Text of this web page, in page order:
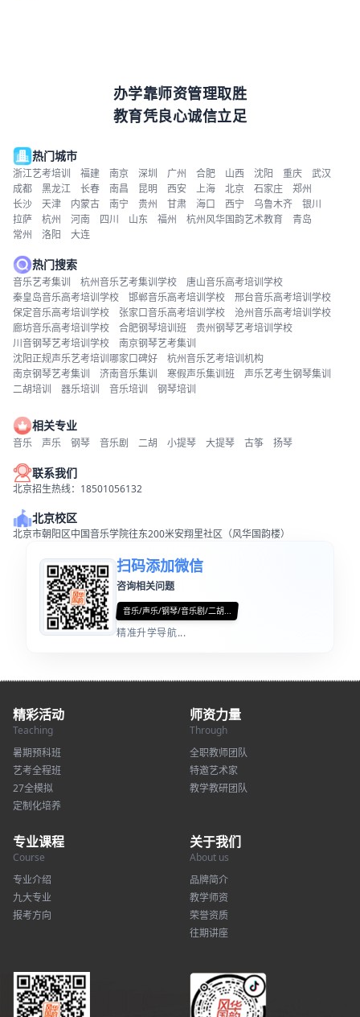
办学靠师资管理取胜
教育凭良心诚信立足
热门城市
浙江艺考培训 福建 南京 深圳 广州 合肥 山西 沈阳 重庆
武汉
成都
黑龙江 长春 南昌 昆明 西安 上海 北京 石家庄
郑州
长沙
天津 内蒙古 南宁 贵州 甘肃 海口 西宁 乌鲁木齐
银川
拉萨
杭州 河南 四川 山东 福州 杭州风华国韵艺术教育
青岛
常州
洛阳 大连
热门搜索
音乐艺考集训 杭州音乐艺考集训学校
唐山音乐高考培训学校
秦皇岛音乐高考培训学校
邯郸音乐高考培训学校
邢台音乐高考培训学校
保定音乐高考培训学校
张家口音乐高考培训学校
沧州音乐高考培训学校
廊坊音乐高考培训学校
合肥钢琴培训班
贵州钢琴艺考培训学校
川音钢琴艺考培训学校
南京钢琴艺考集训
沈阳正规声乐艺考培训哪家口碑好
杭州音乐艺考培训机构
南京钢琴艺考集训
济南音乐集训 寒假声乐集训班
声乐艺考生钢琴集训
二胡培训
器乐培训 音乐培训 钢琴培训
相关专业
音乐 声乐 钢琴 音乐剧 二胡 小提琴 大提琴 古筝 扬琴
联系我们
北京招生热线：18501056132
北京校区
北京市朝阳区中国音乐学院往东200米安翔里社区（风华国韵楼）
扫码添加微信
咨询相关问题
音乐/声乐/钢琴/音乐剧/二胡...
精准升学导航...
精彩活动
Teaching
暑期预科班
艺考全程班
27全模拟
定制化培养
师资力量
Through
全职教师团队
特邀艺术家
教学教研团队
专业课程
Course
专业介绍
九大专业
报考方向
关于我们
About us
品牌简介
教学师资
荣誉资质
往期讲座